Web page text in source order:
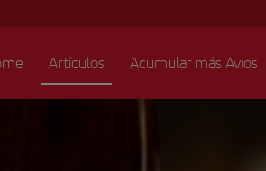
Artículos Acumular más Avios